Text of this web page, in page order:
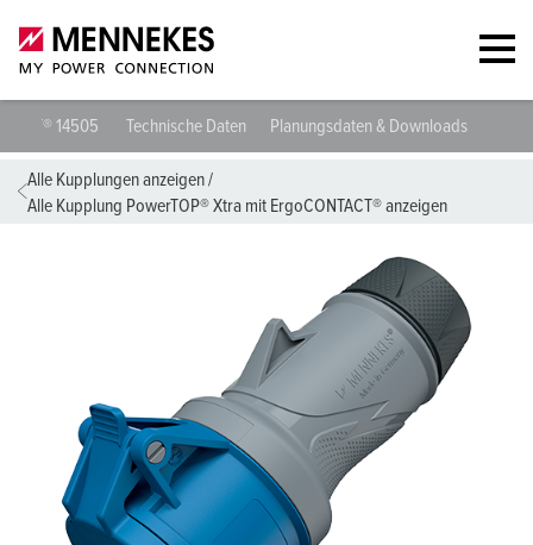
mit ErgoCONTACT® 14505 Technische Daten Planungsdaten &
Alle Kupplungen anzeigen/
Alle Kupplung PowerTOP® Xtra mit ErgoCONTACT® anzeigen